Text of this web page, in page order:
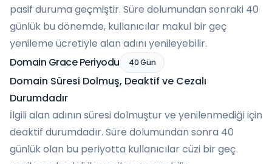
pasif duruma geçmiştir. Süre dolumundan sonraki 40
günlük bu dönemde, kullanıcılar makul bir geç
yenileme ücretiyle alan adını yenileyebilir.
Domain Grace Periyodu
40 Gün
Domain Süresi Dolmuş, Deaktif ve Cezalı
Durumdadır
İlgili alan adının süresi dolmuştur ve yenilenmediği için
deaktif durumdadır. Süre dolumundan sonra 40
günlük olan bu periyotta kullanıcılar cüzi bir geç